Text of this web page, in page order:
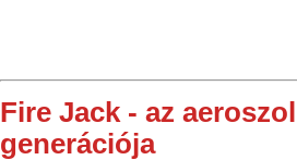
Fire Jack - az
generációja